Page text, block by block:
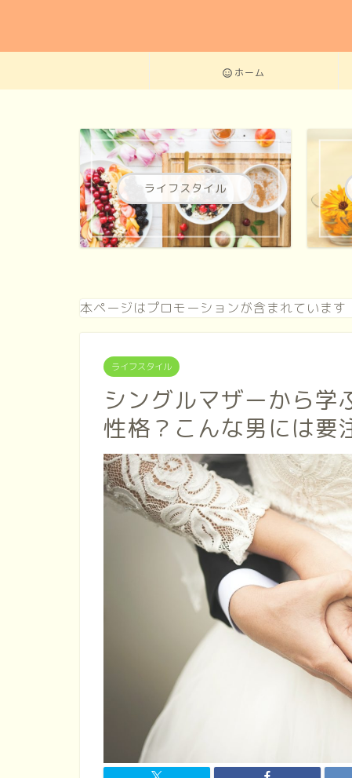
ホーム
ライフスタイル
本ページはプロモーションが含まれています
ライフスタイル
シングルマザーから学
性格？こんな男には要